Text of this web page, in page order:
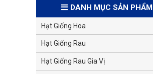
DANH MỤC SẢN PHẨM
Hạt Giống Hoa
Hạt Giống Rau
Hạt Giống Rau Gia Vị